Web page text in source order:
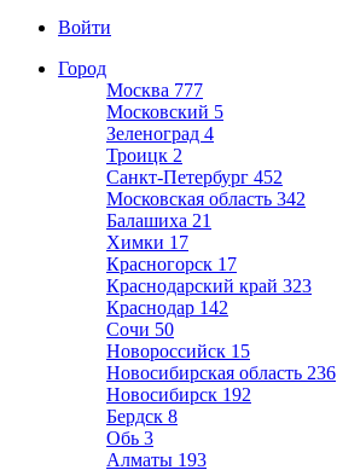
Войти
Город
Москва 777
Московский 5
Зеленоград 4
Троицк 2
Санкт-Петербург 452
Московская область 342
Балашиха 21
Химки 17
Красногорск 17
Краснодарский край 323
Краснодар 142
Сочи 50
Новороссийск 15
Новосибирская область 236
Новосибирск 192
Бердск 8
Обь 3
Алматы 193